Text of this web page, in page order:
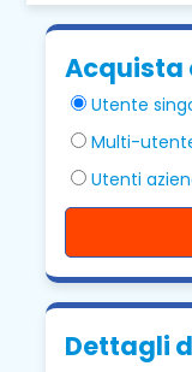
Acquista
Utente
Multi-
Utenti
Dettagli